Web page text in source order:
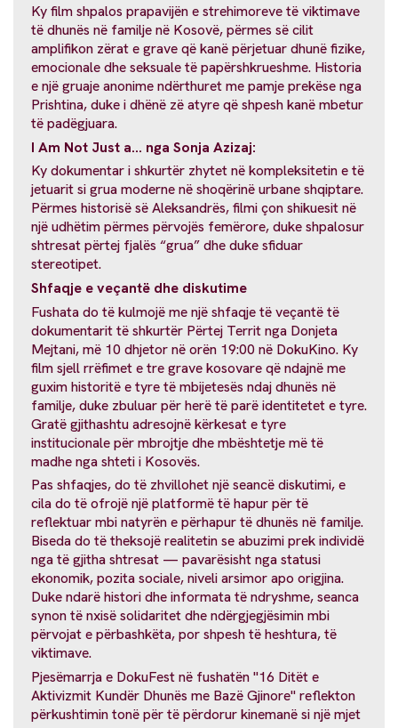
Ky film shpalos prapavijën e strehimoreve të viktimave
të dhunës në familje në Kosovë, përmes së cilit
amplifikon zërat e grave që kanë përjetuar dhunë fizike,
emocionale dhe seksuale të papërshkrueshme. Historia
e një gruaje anonime ndërthuret me pamje prekëse nga
Prishtina, duke i dhënë zë atyre që shpesh kanë mbetur
të padëgjuara.
I Am Not Just a... nga Sonja Azizaj:
Ky dokumentar i shkurtër zhytet në kompleksitetin e të
jetuarit si grua moderne në shoqërinë urbane shqiptare.
Përmes historisë së Aleksandrës, filmi çon shikuesit në
një udhëtim përmes përvojës femërore, duke shpalosur
shtresat përtej fjalës “grua” dhe duke sfiduar
stereotipet.
Shfaqje e veçantë dhe diskutime
Fushata do të kulmojë me një shfaqje të veçantë të
dokumentarit të shkurtër Përtej Territ nga Donjeta
Mejtani, më 10 dhjetor në orën 19:00 në DokuKino. Ky
film sjell rrëfimet e tre grave kosovare që ndajnë me
guxim historitë e tyre të mbijetesës ndaj dhunës në
familje, duke zbuluar për herë të parë identitetet e tyre.
Gratë gjithashtu adresojnë kërkesat e tyre
institucionale për mbrojtje dhe mbështetje më të
madhe nga shteti i Kosovës.
Pas shfaqjes, do të zhvillohet një seancë diskutimi, e
cila do të ofrojë një platformë të hapur për të
reflektuar mbi natyrën e përhapur të dhunës në familje.
Biseda do të theksojë realitetin se abuzimi prek individë
nga të gjitha shtresat — pavarësisht nga statusi
ekonomik, pozita sociale, niveli arsimor apo origjina.
Duke ndarë histori dhe informata të ndryshme, seanca
synon të nxisë solidaritet dhe ndërgjegjësimin mbi
përvojat e përbashkëta, por shpesh të heshtura, të
viktimave.
Pjesëmarrja e DokuFest në fushatën "16 Ditët e
Aktivizmit Kundër Dhunës me Bazë Gjinore" reflekton
përkushtimin tonë për të përdorur kinemanë si një mjet